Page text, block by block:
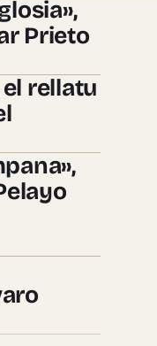
Prieto
el rellatu